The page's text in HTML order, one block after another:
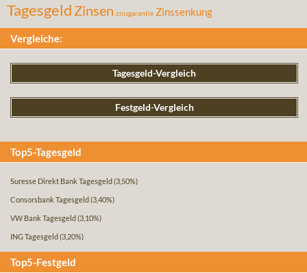
Tagesgeld Zinsen zinsgarantie Zinssenkung
Vergleiche:
Tagesgeld-Vergleich
Festgeld-Vergleich
Top5-Tagesgeld
Suresse Direkt Bank Tagesgeld (3,50%)
Consorsbank Tagesgeld (3,40%)
VW Bank Tagesgeld (3,10%)
ING Tagesgeld (3,20%)
Top5-Festgeld